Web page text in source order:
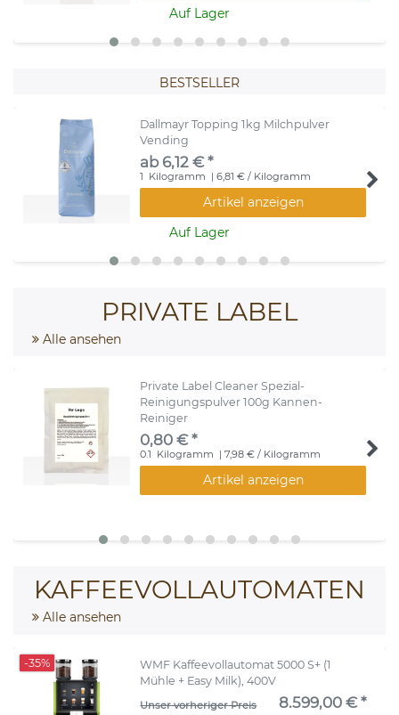
Auf Lager
BESTSELLER
Dallmayr Topping 1kg Milchpulver
Vending
ab 6,12 € *
1 Kilogramm | 6,81 € / Kilogramm
Artikel anzeigen
Auf Lager
PRIVATE LABEL
Alle ansehen
Private Label Cleaner Spezial-
Reinigungspulver 100g Kannen-
Reiniger
0,80 € *
0.1 Kilogramm | 7,98 € / Kilogramm
Artikel anzeigen
KAFFEEVOLLAUTOMATEN
Alle ansehen
-35%
WMF Kaffeevollautomat 5000 S+ (1
Mühle + Easy Milk), 400V
Unser vorheriger Preis
8.599,00 € *